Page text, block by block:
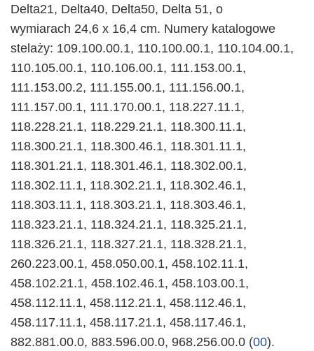
Delta21, Delta40, Delta50, Delta 51, o
wymiarach 24,6 x 16,4 cm. Numery katalogowe
stelaży: 109.100.00.1, 110.100.00.1, 110.104.00.1,
110.105.00.1, 110.106.00.1, 111.153.00.1,
111.153.00.2, 111.155.00.1, 111.156.00.1,
111.157.00.1, 111.170.00.1, 118.227.11.1,
118.228.21.1, 118.229.21.1, 118.300.11.1,
118.300.21.1, 118.300.46.1, 118.301.11.1,
118.301.21.1, 118.301.46.1, 118.302.00.1,
118.302.11.1, 118.302.21.1, 118.302.46.1,
118.303.11.1, 118.303.21.1, 118.303.46.1,
118.323.21.1, 118.324.21.1, 118.325.21.1,
118.326.21.1, 118.327.21.1, 118.328.21.1,
260.223.00.1, 458.050.00.1, 458.102.11.1,
458.102.21.1, 458.102.46.1, 458.103.00.1,
458.112.11.1, 458.112.21.1, 458.112.46.1,
458.117.11.1, 458.117.21.1, 458.117.46.1,
882.881.00.0, 883.596.00.0, 968.256.00.0 (00).